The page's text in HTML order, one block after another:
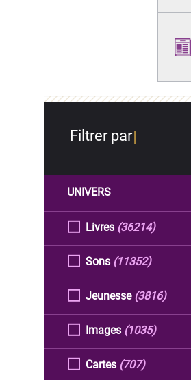
Filtrer par
UNIVERS
Livres (36214)
Sons (11352)
Jeunesse (3816)
Images (1035)
Cartes (707)